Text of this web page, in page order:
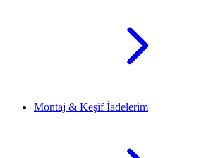
Montaj & Keşif İadelerim